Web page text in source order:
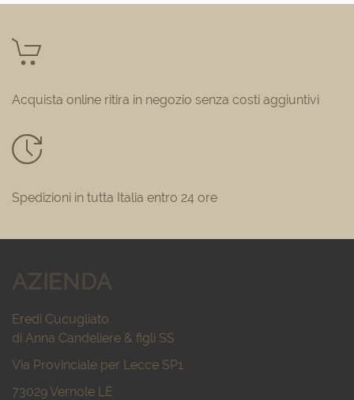
Acquista online ritira in negozio senza costi aggiuntivi
Spedizioni in tutta Italia entro 24 ore
AZIENDA
Eredi Cucugliato
di Anna Candeliere & figli SS
Via Provinciale per Lecce SP1
73029 Vernole LE